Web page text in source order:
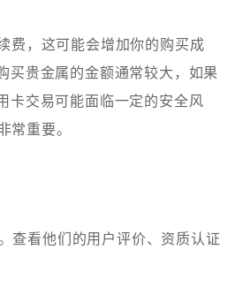
费，这可能会增加你的购买成
买贵金属的金额通常较大，如果
卡交易可能面临一定的安全风
重要。
查看他们的用户评价、资质认证